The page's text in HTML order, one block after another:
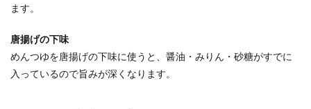
ます。
唐揚げの下味
めんつゆを唐揚げの下味に使うと、醤油・みりん・砂糖がすでに
入っているので旨みが深くなります。